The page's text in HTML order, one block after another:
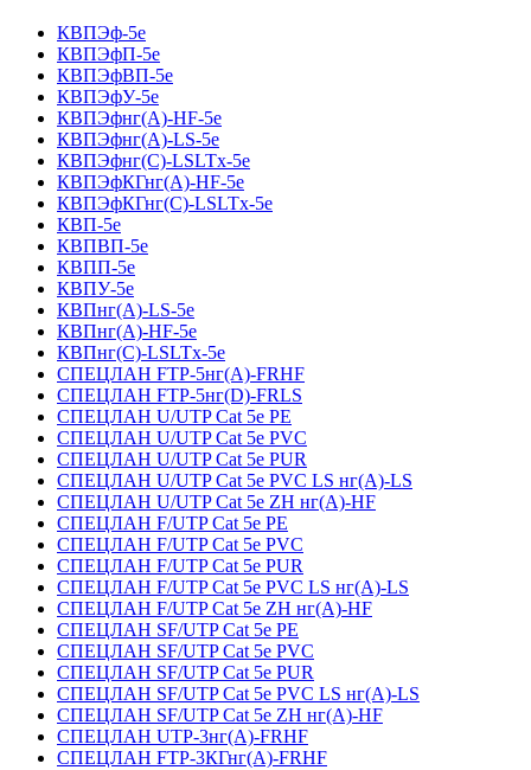
КВПЭф-5е
КВПЭфП-5е
КВПЭфВП-5е
КВПЭфУ-5е
КВПЭфнг(А)-HF-5е
КВПЭфнг(А)-LS-5е
КВПЭфнг(С)-LSLTx-5е
КВПЭфКГнг(А)-HF-5е
КВПЭфКГнг(С)-LSLTx-5е
КВП-5е
КВПВП-5е
КВПП-5е
КВПУ-5е
КВПнг(А)-LS-5е
КВПнг(А)-HF-5е
КВПнг(С)-LSLTx-5е
СПЕЦЛАН FTP-5нг(А)-FRHF
СПЕЦЛАН FTP-5нг(D)-FRLS
СПЕЦЛАН U/UTP Cat 5e PE
СПЕЦЛАН U/UTP Cat 5e PVC
СПЕЦЛАН U/UTP Cat 5e PUR
СПЕЦЛАН U/UTP Cat 5e PVC LS нг(А)-LS
СПЕЦЛАН U/UTP Cat 5e ZH нг(А)-HF
СПЕЦЛАН F/UTP Cat 5e PE
СПЕЦЛАН F/UTP Cat 5e PVC
СПЕЦЛАН F/UTP Cat 5e PUR
СПЕЦЛАН F/UTP Cat 5e PVC LS нг(А)-LS
СПЕЦЛАН F/UTP Cat 5e ZH нг(А)-HF
СПЕЦЛАН SF/UTP Cat 5e PE
СПЕЦЛАН SF/UTP Cat 5e PVC
СПЕЦЛАН SF/UTP Cat 5e PUR
СПЕЦЛАН SF/UTP Cat 5e PVC LS нг(А)-LS
СПЕЦЛАН SF/UTP Cat 5e ZH нг(А)-HF
СПЕЦЛАН UTP-3нг(А)-FRHF
СПЕЦЛАН FTP-3КГнг(А)-FRHF